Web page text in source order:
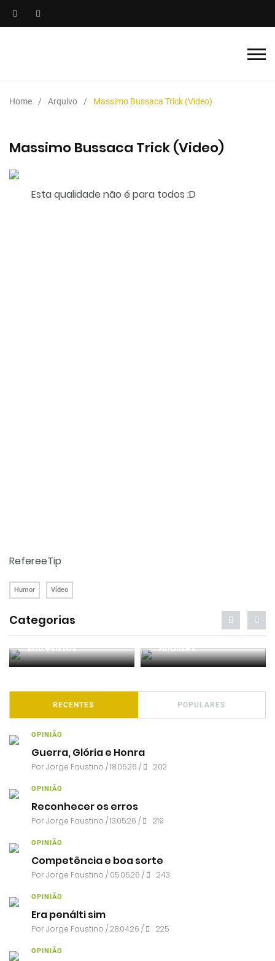
Home Arquivo Massimo Bussaca Trick (Video)
Massimo Bussaca Trick (Video)
Esta qualidade não é para todos :D
RefereeTip
Humor Vídeo
Categorias
Entrevistas Análises
RECENTES POPULARES
OPINIÃO
Guerra, Glória e Honra
PorJorge Faustino / 18.05.26 / 202
OPINIÃO
Reconhecer os erros
PorJorge Faustino / 13.05.26 / 219
OPINIÃO
Competência e boa sorte
PorJorge Faustino / 05.05.26 / 243
OPINIÃO
Era penálti sim
PorJorge Faustino / 28.04.26 / 225
OPINIÃO